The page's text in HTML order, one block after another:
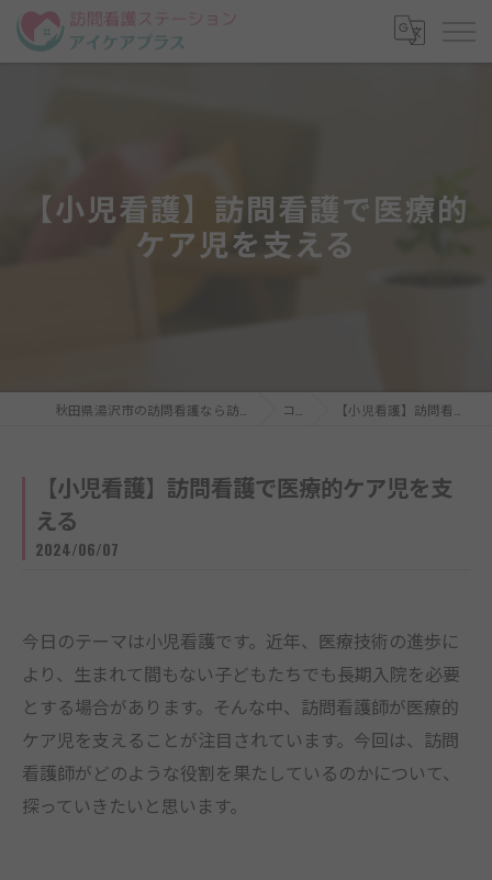
【小児看護】訪問看護で医療的
ケア児を支える
コラム 【小児看護】訪問看護で医療的ケア児を支える
【小児看護】訪問看護で医療的ケア児を支
える
2024/06/07
今日のテーマは小児看護です。近年、医療技術の進歩に
より、生まれて間もない子どもたちでも長期入院を必要
とする場合があります。そんな中、訪問看護師が医療的
ケア児を支えることが注目されています。今回は、訪問
看護師がどのような役割を果たしているのかについて、
探っていきたいと思います。